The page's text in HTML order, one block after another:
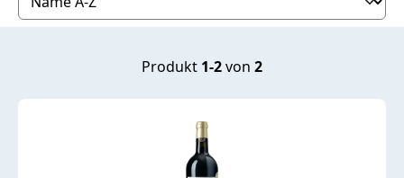
Produkt 1-2von 2